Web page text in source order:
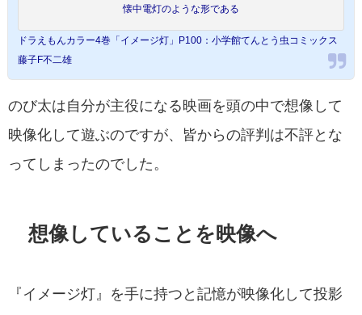
懐中電灯のような形である
ドラえもんカラー4巻「イメージ灯」P100：小学館てんとう虫コミックス
藤子F不二雄
のび太は自分が主役になる映画を頭の中で想像して
映像化して遊ぶのですが、皆からの評判は不評とな
ってしまったのでした。
想像していることを映像へ
『イメージ灯』を手に持つと記憶が映像化して投影